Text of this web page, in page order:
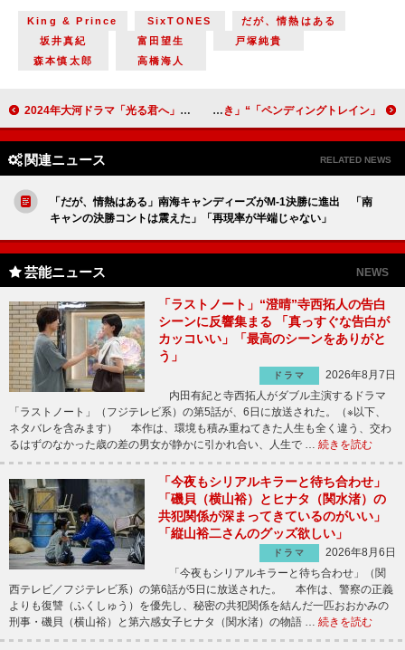
King & Prince SixTONES
だが、情熱はある
坂井真紀
富田望生
戸塚純貴
森本慎太郎
高橋海人
2024年大河ドラマ「光る君へ」が平安神宮でクランクイン 吉高由里子「平安時代にタイムリープをしたような気持ち」 「ペンディングトレイン」“紗枝”上白石萌歌の靴ひもを結び直す“直哉”山田裕貴に反響 「山田裕貴の不器用な好意、大好き」
関連ニュース RELATED NEWS
「だが、情熱はある」南海キャンディーズがM-1決勝に進出 「南
キャンの決勝コントは震えた」「再現率が半端じゃない」
芸能ニュース NEWS
「ラストノート」“澄晴”寺西拓人の告白
シーンに反響集まる 「真っすぐな告白が
カッコいい」「最高のシーンをありがと
う」
ドラマ
2026年8月7日
内田有紀と寺西拓人がダブル主演するドラマ
「ラストノート」（フジテレビ系）の第5話が、6日に放送された。（※以下、
ネタバレを含みます） 本作は、環境も積み重ねてきた人生も全く違う、交わ
るはずのなかった歳の差の男女が静かに引かれ合い、人生で … 続きを読む
「今夜もシリアルキラーと待ち合わせ」
「磯貝（横山裕）とヒナタ（関水渚）の
共犯関係が深まってきているのがいい」
「縦山裕二さんのグッズ欲しい」
ドラマ
2026年8月6日
「今夜もシリアルキラーと待ち合わせ」（関
西テレビ／フジテレビ系）の第6話が5日に放送された。 本作は、警察の正義
よりも復讐（ふくしゅう）を優先し、秘密の共犯関係を結んだ一匹おおかみの
刑事・磯貝（横山裕）と第六感女子ヒナタ（関水渚）の物語 … 続きを読む